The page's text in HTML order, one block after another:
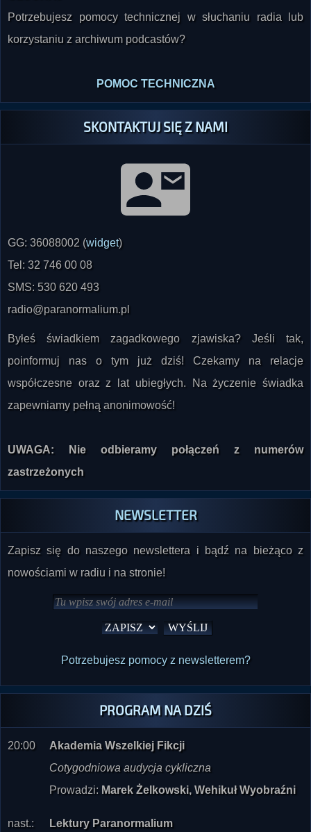
korzystaniu z archiwum podcastów?
SKONTAKTUJ SIĘ Z NAMI
)
Tel: 32 746 00 08
SMS: 530 620 493
radio@paranormalium.pl
Byłeś świadkiem zagadkowego zjawiska? Jeśli tak,
poinformuj nas o tym już dziś! Czekamy na relacje
współczesne oraz z lat ubiegłych. Na życzenie świadka
zapewniamy pełną anonimowość!
zastrzeżonych
NEWSLETTER
Zapisz się do naszego newslettera i bądź na bieżąco z
nowościami w radiu i na stronie!
Potrzebujesz pomocy z newsletterem?
PROGRAM NA DZIŚ
Akademia Wszelkiej Fikcji
Cotygodniowa audycja cykliczna
Prowadzi:Marek Żelkowski, Wehikuł Wyobraźni
Lektury Paranormalium
Akhara Jussuf Mustafa - Pamiętnik jasnowidza (w